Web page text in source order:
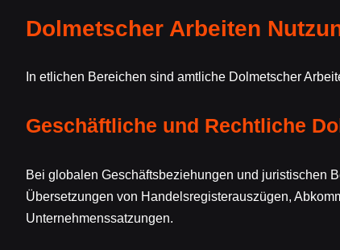
Dolmetscher Arbeiten
In etlichen Bereichen sind amtliche Dolmetscher
Geschäftliche und Rechtliche
Bei globalen Geschäftsbeziehungen und juristischen
Übersetzungen von Handelsregisterauszügen,
Unternehmenssatzungen.